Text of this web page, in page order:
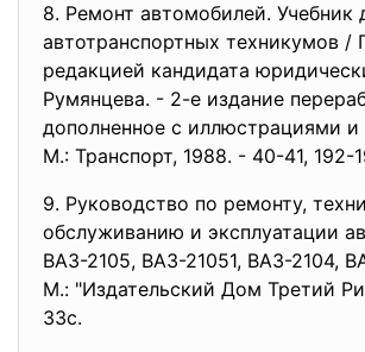
8. Ремонт автомобилей. Учебник
автотранспортных техникумов /
редакцией кандидата
Румянцева. - 2-е издание
дополненное с иллюстрациями и
М.: Транспорт, 1988. - 40-41, 192-
9. Руководство по ремонту,
обслуживанию и эксплуатации
ВАЗ-2105, ВАЗ-21051, ВАЗ-2104,
М.: "Издательский Дом Третий
33с.